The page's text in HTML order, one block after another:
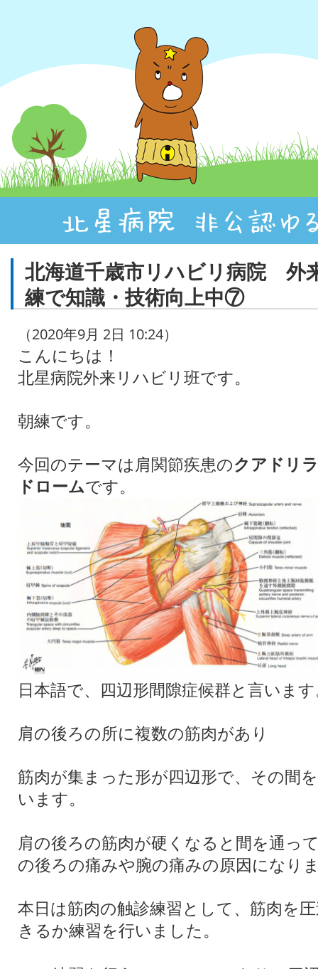
北海道千歳市リハビリ病院 外
練で知識・技術向上中⑦
（2020年9月 2日 10:24）
こんにちは！
北星病院外来リハビリ班です。
朝練です。
今回のテーマは肩関節疾患のクアドリ
ドロームです。
日本語で、四辺形間隙症候群と言いま
肩の後ろの所に複数の筋肉があり
筋肉が集まった形が四辺形で、その間
います。
肩の後ろの筋肉が硬くなると間を通っ
の後ろの痛みや腕の痛みの原因になり
本日は筋肉の触診練習として、筋肉を
きるか練習を行いました。